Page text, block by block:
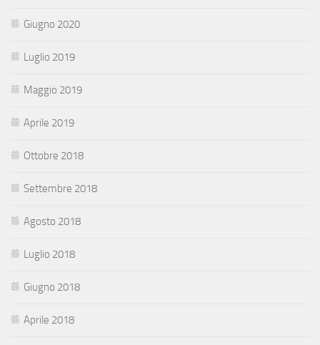
Giugno 2020
Luglio 2019
Maggio 2019
Aprile 2019
Ottobre 2018
Settembre 2018
Agosto 2018
Luglio 2018
Giugno 2018
Aprile 2018